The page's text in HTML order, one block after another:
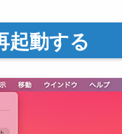
起動する